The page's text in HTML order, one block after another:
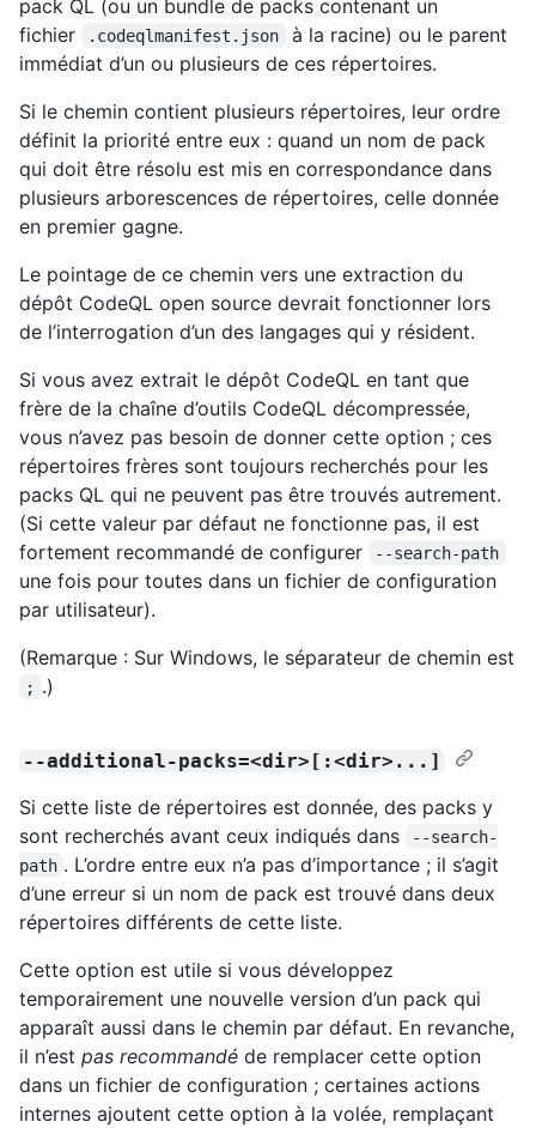
pack QL (ou un bundle de packs contenant un
fichier
.codeqlmanifest.json
à la racine) ou le parent
immédiat d’un ou plusieurs de ces répertoires.
Si le chemin contient plusieurs répertoires, leur ordre
définit la priorité entre eux : quand un nom de pack
qui doit être résolu est mis en correspondance dans
plusieurs arborescences de répertoires, celle donnée
en premier gagne.
Le pointage de ce chemin vers une extraction du
dépôt CodeQL open source devrait fonctionner lors
de l’interrogation d’un des langages qui y résident.
Si vous avez extrait le dépôt CodeQL en tant que
frère de la chaîne d’outils CodeQL décompressée,
vous n’avez pas besoin de donner cette option ; ces
répertoires frères sont toujours recherchés pour les
packs QL qui ne peuvent pas être trouvés autrement.
(Si cette valeur par défaut ne fonctionne pas, il est
fortement recommandé de configurer
--search-path
une fois pour toutes dans un fichier de configuration
par utilisateur).
(Remarque : Sur Windows, le séparateur de chemin est
; .)
--additional-packs=<dir>[:<dir>...]
Si cette liste de répertoires est donnée, des packs y
sont recherchés avant ceux indiqués dans
--search-
path . L’ordre entre eux n’a pas d’importance ; il s’agit
d’une erreur si un nom de pack est trouvé dans deux
répertoires différents de cette liste.
Cette option est utile si vous développez
temporairement une nouvelle version d’un pack qui
apparaît aussi dans le chemin par défaut. En revanche,
il n’est pas recommandé de remplacer cette option
dans un fichier de configuration ; certaines actions
internes ajoutent cette option à la volée, remplaçant